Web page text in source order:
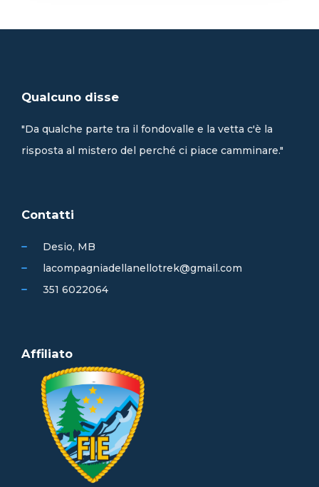
Qualcuno disse
"Da qualche parte tra il fondovalle e la vetta c'è la
risposta al mistero del perché ci piace camminare."
Contatti
Desio, MB
lacompagniadellanellotrek@gmail.com
351 6022064
Affiliato